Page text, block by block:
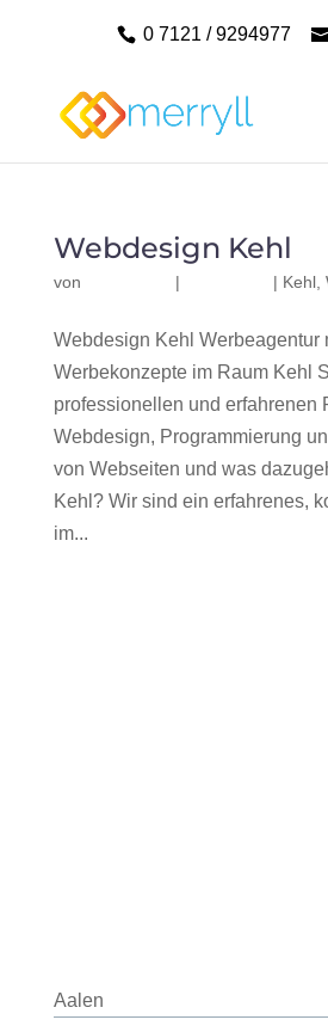
0 7121 / 9294977
Webdesign Kehl
von | | Kehl,
Webdesign Kehl Werbeagentur
Werbekonzepte im Raum Kehl
professionellen und erfahrenen
Webdesign, Programmierung
von Webseiten und was
Kehl? Wir sind ein erfahrenes,
im...
Aalen